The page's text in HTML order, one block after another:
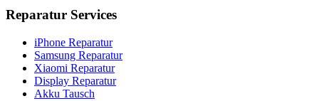
Reparatur Services
iPhone Reparatur
Samsung Reparatur
Xiaomi Reparatur
Display Reparatur
Akku Tausch